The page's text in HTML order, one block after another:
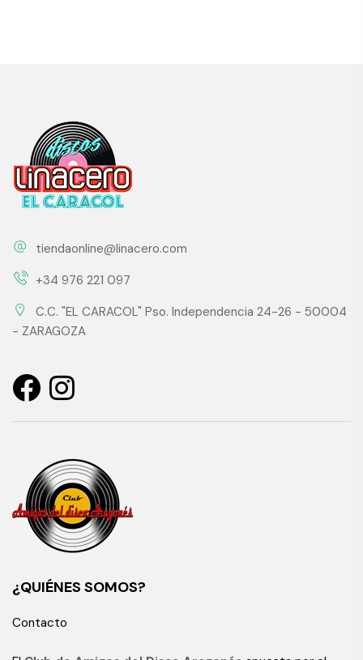
tiendaonline@linacero.com
+34 976 221 097
C.C. "EL CARACOL" Pso. Independencia 24-26 - 50004
- ZARAGOZA
¿QUIÉNES SOMOS?
Contacto